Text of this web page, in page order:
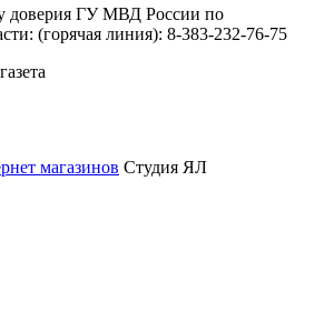
доверия ГУ МВД России по
(горячая линия): 8-383-232-76-75
магазинов Студия ЯЛ